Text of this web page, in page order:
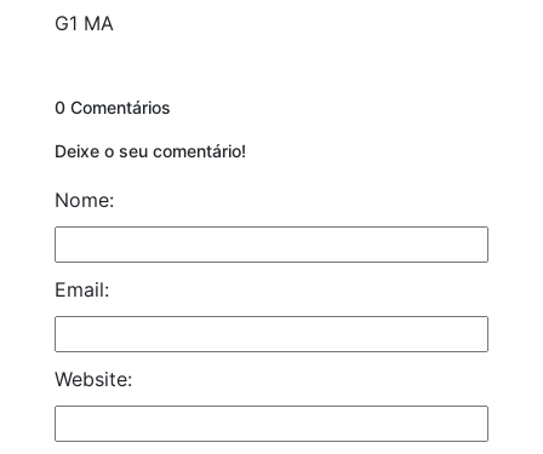
G1 MA
0 Comentários
Deixe o seu comentário!
Nome:
Email:
Website: